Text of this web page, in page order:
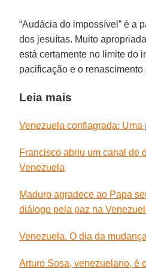
“Audácia do impossível” é a
dos jesuítas. Muito
está certamente no limite do
pacificação e o renascimento
Leia mais
Venezuela conflagrada: Uma
Francisco abriu um canal de
Venezuela
Maduro agradece ao Papa
diálogo pela paz na
Venezuela. O dia da mudança
Arturo Sosa, venezuelano, é